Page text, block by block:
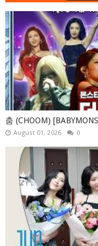
춤 (CHOOM)
August 01, 2026 0